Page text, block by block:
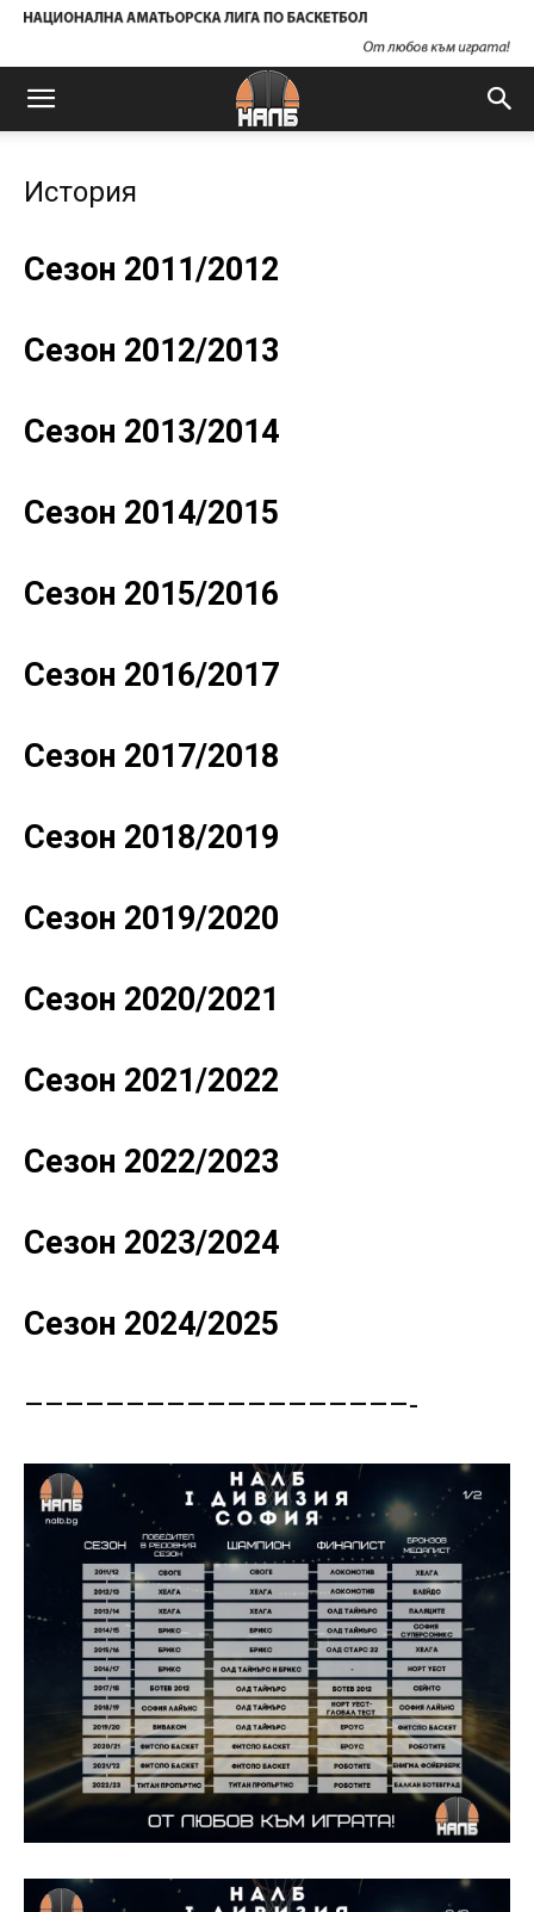
История
Сезон 2011/2012
Сезон 2012/2013
Сезон 2013/2014
Сезон 2014/2015
Сезон 2015/2016
Сезон 2016/2017
Сезон 2017/2018
Сезон 2018/2019
Сезон 2019/2020
Сезон 2020/2021
Сезон 2021/2022
Сезон 2022/2023
Сезон 2023/2024
Сезон 2024/2025
–––––––––––––––––––-